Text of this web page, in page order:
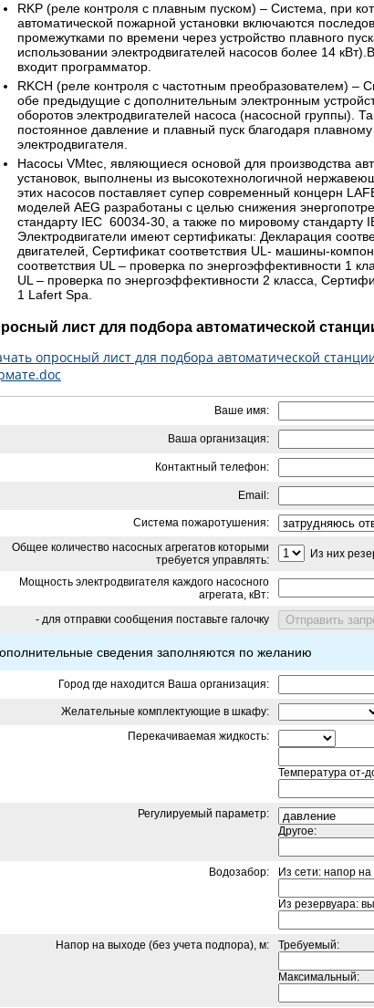
RKP (реле контроля с плавным пуском) – Система, при
автоматической пожарной установки включаются
промежутками по времени через устройство плавного
использовании электродвигателей насосов более 14
входит программатор.
RKCH (реле контроля с частотным преобразователем) –
обе предыдущие с дополнительным электронным
оборотов электродвигателей насоса (насосной группы).
постоянное давление и плавный пуск благодаря
электродвигателя.
Насосы VMtec, являющиеся основой для производства
установок, выполнены из высокотехнологичной
этих насосов поставляет супер современный концерн
моделей AEG разработаны с целью снижения
стандарту IEC 60034-30, а также по мировому стандарту
Электродвигатели имеют сертификаты: Декларация
двигателей, Сертификат соответствия UL- машины-
соответствия UL – проверка по энергоэффективности 1
UL – проверка по энергоэффективности 2 класса,
1 Lafert Spa.
лист для подбора автоматической
опросный лист для подбора автоматической
Ваше имя:
Ваша организация:
Контактный телефон:
Email:
Система пожаротушения:
Общее количество насосных агрегатов которыми
требуется управлять:
Из них
Мощность электродвигателя каждого насосного
агрегата, кВт:
- для отправки сообщения поставьте галочку
сведения заполняются по желанию
Город где находится Ваша организация:
Желательные комплектующие в шкафу:
Перекачиваемая жидкость:
Температура от-
Регулируемый параметр:
Другое:
Водозабор: Из сети: напор
Из резервуара:
Напор на выходе (без учета подпора), м: Требуемый:
Максимальный: